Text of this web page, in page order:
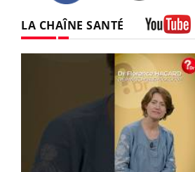
LA CHAÎNE SANTÉ